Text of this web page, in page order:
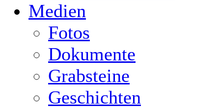
Medien
Fotos
Dokumente
Grabsteine
Geschichten